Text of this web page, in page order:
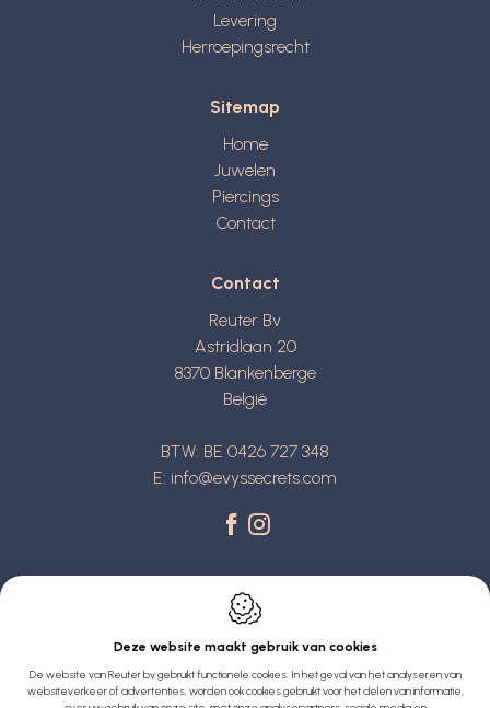
Levering
Herroepingsrecht
Sitemap
Home
Juwelen
Piercings
Contact
Contact
Reuter Bv
Astridlaan 20
8370 Blankenberge
België
BTW: BE 0426 727 348
E: info@evyssecrets.com
Webdesign by IDcreation 2022
Deze website maakt gebruik van cookies
De website van Reuter bv gebruikt functionele cookies. In het geval van het analyseren van
websiteverkeer of advertenties, worden ook cookies gebruikt voor het delen van informatie,